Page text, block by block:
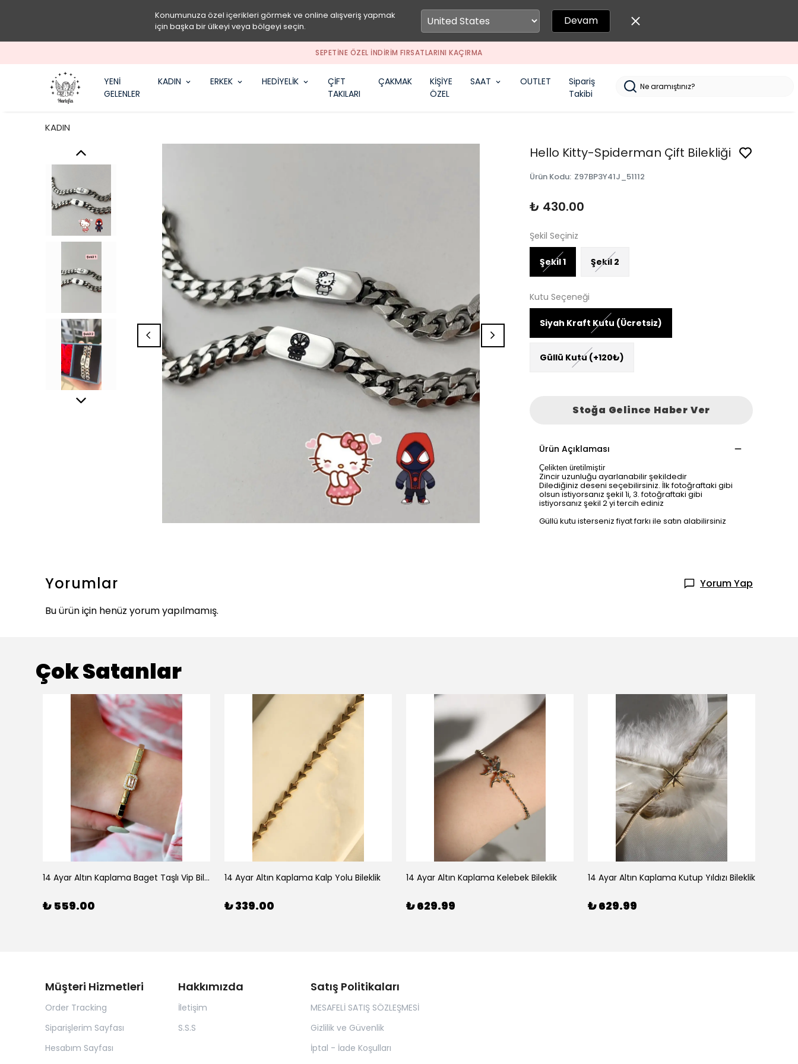
Konumunuza özel içerikleri görmek ve online alışveriş yapmak
için başka bir ülkeyi veya bölgeyi seçin.
Devam
SEPETİNE ÖZEL İNDİRİM FIRSATLARINI KAÇIRMA
YENİ
GELENLER
KADIN ERKEK HEDİYELİK
ÇİFT
TAKILARI
ÇAKMAK
KİŞİYE
ÖZEL
SAAT OUTLET
Sipariş
Takibi
KADIN
Hello Kitty-Spiderman Çift Bilekliği
Ürün Kodu: Z97BP3Y41J_51112
₺ 430.00
Şekil Seçiniz
Şekil 1 Şekil 2
Kutu Seçeneği
Siyah Kraft Kutu (Ücretsiz)
Güllü Kutu (+120₺)
Stoğa Gelince Haber Ver
Ürün Açıklaması
Çelikten üretilmiştir
Zincir uzunluğu ayarlanabilir şekildedir
Dilediğiniz deseni seçebilirsiniz. İlk fotoğraftaki gibi
olsun istiyorsanız şekil 1i, 3. fotoğraftaki gibi
istiyorsanız şekil 2 yi tercih ediniz
Güllü kutu isterseniz fiyat farkı ile satın alabilirsiniz
Yorumlar
Yorum Yap
Bu ürün için henüz yorum yapılmamış.
Çok Satanlar
14 Ayar Altın Kaplama Baget Taşlı Vip Bileklik
₺ 559.00
14 Ayar Altın Kaplama Kalp Yolu Bileklik
₺ 339.00
14 Ayar Altın Kaplama Kelebek Bileklik
₺ 629.99
14 Ayar Altın Kaplama Kutup Yıldızı Bileklik
₺ 629.99
Müşteri Hizmetleri
Order Tracking
Siparişlerim Sayfası
Hesabım Sayfası
Hakkımızda
İletişim
S.S.S
Satış Politikaları
MESAFELİ SATIŞ SÖZLEŞMESİ
Gizlilik ve Güvenlik
İptal - İade Koşulları